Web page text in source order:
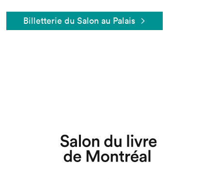
Billetterie du Salon au Palais